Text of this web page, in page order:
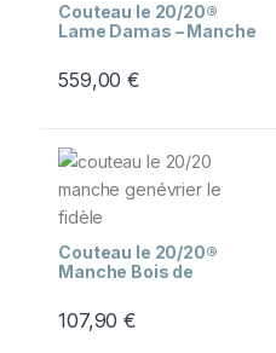
Couteau le 20/20®
Lame Damas – Manche
559,00€
Couteau le 20/20®
Manche Bois de
107,90€